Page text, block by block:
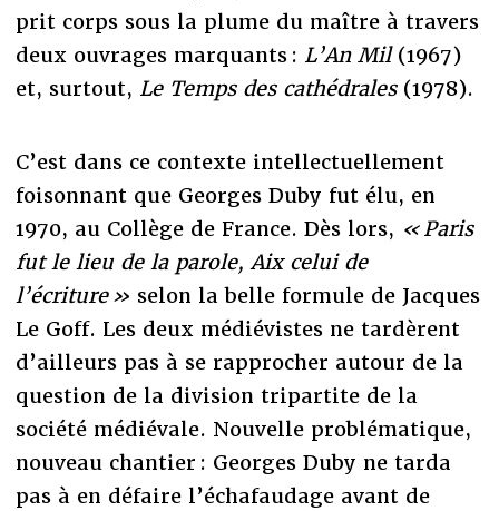
prit corps sous la plume du maître à travers
deux ouvrages marquants : L’An Mil (1967)
et, surtout, Le Temps des cathédrales (1978).
C’est dans ce contexte intellectuellement
foisonnant que Georges Duby fut élu, en
1970, au Collège de France. Dès lors, « Paris
fut le lieu de la parole, Aix celui de
l’écriture » selon la belle formule de Jacques
Le Goff. Les deux médiévistes ne tardèrent
d’ailleurs pas à se rapprocher autour de la
question de la division tripartite de la
société médiévale. Nouvelle problématique,
nouveau chantier : Georges Duby ne tarda
pas à en défaire l’échafaudage avant de